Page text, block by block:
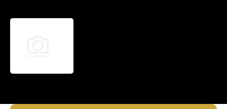
Echo